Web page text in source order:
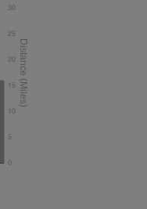
0
5
10
15
20
25
30